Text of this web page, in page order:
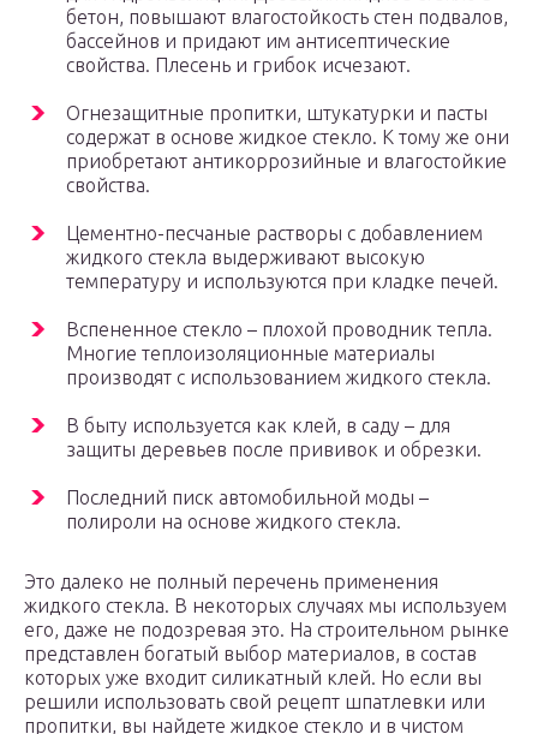
бетон, повышают влагостойкость стен подвалов,
бассейнов и придают им антисептические
свойства. Плесень и грибок исчезают.
Огнезащитные пропитки, штукатурки и пасты
содержат в основе жидкое стекло. К тому же они
приобретают антикоррозийные и влагостойкие
свойства.
Цементно-песчаные растворы с добавлением
жидкого стекла выдерживают высокую
температуру и используются при кладке печей.
Вспененное стекло – плохой проводник тепла.
Многие теплоизоляционные материалы
производят с использованием жидкого стекла.
В быту используется как клей, в саду – для
защиты деревьев после прививок и обрезки.
Последний писк автомобильной моды –
полироли на основе жидкого стекла.
Это далеко не полный перечень применения
жидкого стекла. В некоторых случаях мы используем
его, даже не подозревая это. На строительном рынке
представлен богатый выбор материалов, в состав
которых уже входит силикатный клей. Но если вы
решили использовать свой рецепт шпатлевки или
пропитки, вы найдете жидкое стекло и в чистом